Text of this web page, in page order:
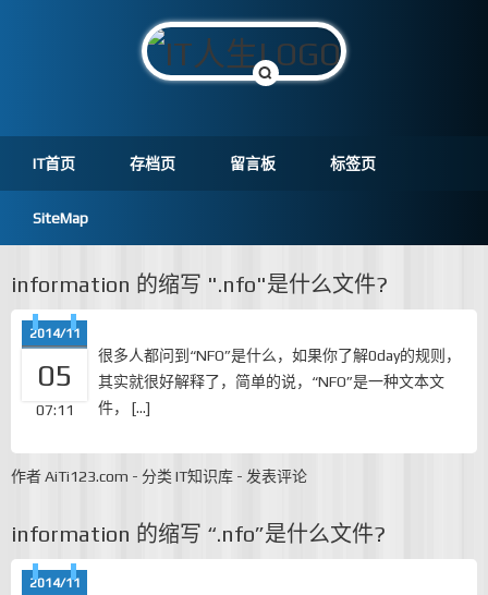
IT首页 存档页 留言板 标签页
SiteMap
information 的缩写 ".nfo"是什么文件?
2014/11
05
07:11
很多人都问到“NFO”是什么，如果你了解0day的规则，
其实就很好解释了，简单的说，“NFO”是一种文本文
件， […]
作者AiTi123.com - 分类 IT知识库 - 发表评论
information 的缩写 “.nfo”是什么文件?
2014/11